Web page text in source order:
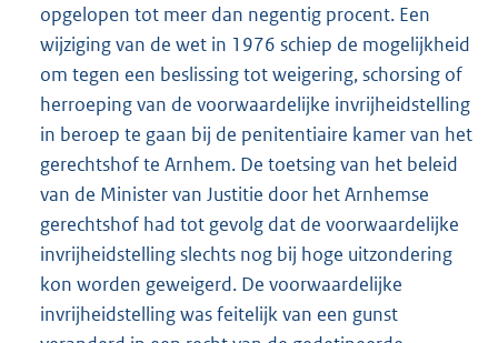
opgelopen tot meer dan negentig procent. Een
wijziging van de wet in 1976 schiep de mogelijkheid
om tegen een beslissing tot weigering, schorsing of
herroeping van de voorwaardelijke invrijheidstelling
in beroep te gaan bij de penitentiaire kamer van het
gerechtshof te Arnhem. De toetsing van het beleid
van de Minister van Justitie door het Arnhemse
gerechtshof had tot gevolg dat de voorwaardelijke
invrijheidstelling slechts nog bij hoge uitzondering
kon worden geweigerd. De voorwaardelijke
invrijheidstelling was feitelijk van een gunst